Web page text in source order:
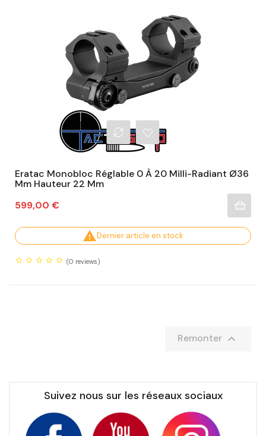
Eratac Monobloc Réglable 0 À 20 Milli-Radiant Ø36
Mm Hauteur 22 Mm
Prix
599,00 €
Dernier article en stock
(0 reviews)
Remonter 
Suivez nous sur les réseaux sociaux